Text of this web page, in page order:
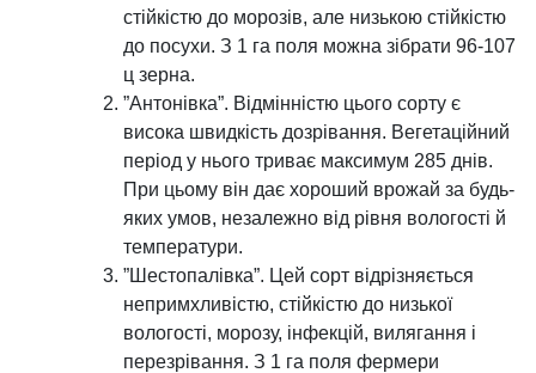
стійкістю до морозів, але низькою стійкістю
до посухи. З 1 га поля можна зібрати 96-107
ц зерна.
”Антонівка”. Відмінністю цього сорту є
висока швидкість дозрівання. Вегетаційний
період у нього триває максимум 285 днів.
При цьому він дає хороший врожай за будь-
яких умов, незалежно від рівня вологості й
температури.
”Шестопалівка”. Цей сорт відрізняється
непримхливістю, стійкістю до низької
вологості, морозу, інфекцій, вилягання і
перезрівання. З 1 га поля фермери